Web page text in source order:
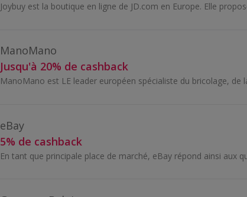
ManoMano
Jusqu'à 20% de cashback
eBay
5% de cashback